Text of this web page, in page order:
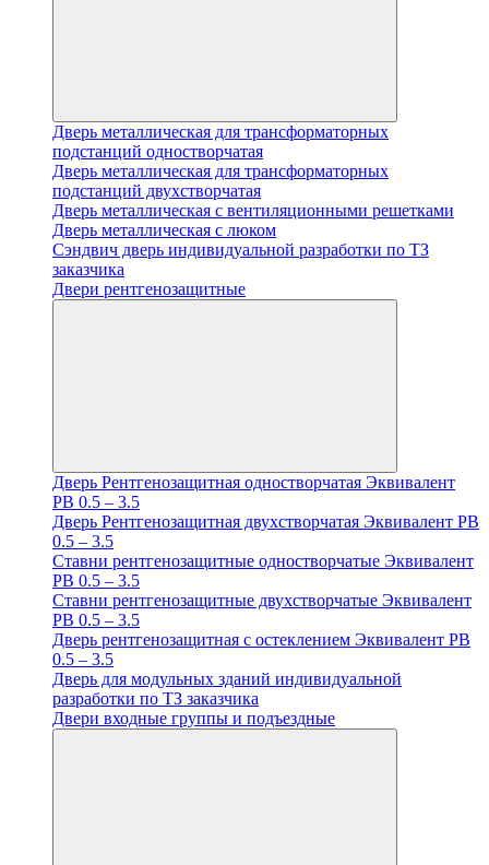
Дверь металлическая для трансформаторных
подстанций одностворчатая
Дверь металлическая для трансформаторных
подстанций двухстворчатая
Дверь металлическая с вентиляционными решетками
Дверь металлическая с люком
Cэндвич дверь индивидуальной разработки по ТЗ
заказчика
Двери рентгенозащитные
Дверь Рентгенозащитная одностворчатая Эквивалент
PB 0.5 – 3.5
Дверь Рентгенозащитная двухстворчатая Эквивалент PB
0.5 – 3.5
Ставни рентгенозащитные одностворчатые Эквивалент
PB 0.5 – 3.5
Ставни рентгенозащитные двухстворчатые Эквивалент
PB 0.5 – 3.5
Дверь рентгенозащитная с остеклением Эквивалент PB
0.5 – 3.5
Дверь для модульных зданий индивидуальной
разработки по ТЗ заказчика
Двери входные группы и подъездные